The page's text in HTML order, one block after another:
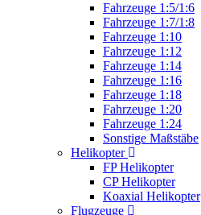
Fahrzeuge 1:5/1:6
Fahrzeuge 1:7/1:8
Fahrzeuge 1:10
Fahrzeuge 1:12
Fahrzeuge 1:14
Fahrzeuge 1:16
Fahrzeuge 1:18
Fahrzeuge 1:20
Fahrzeuge 1:24
Sonstige Maßstäbe
Helikopter
FP Helikopter
CP Helikopter
Koaxial Helikopter
Flugzeuge